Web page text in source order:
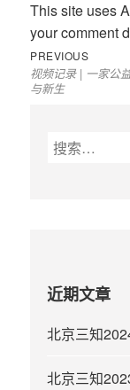
This site uses
your comment
文
章
导
PREVIOUS
post:
视频记录 | 一家公
与新生
搜
近期文章
北京三知
北京三知